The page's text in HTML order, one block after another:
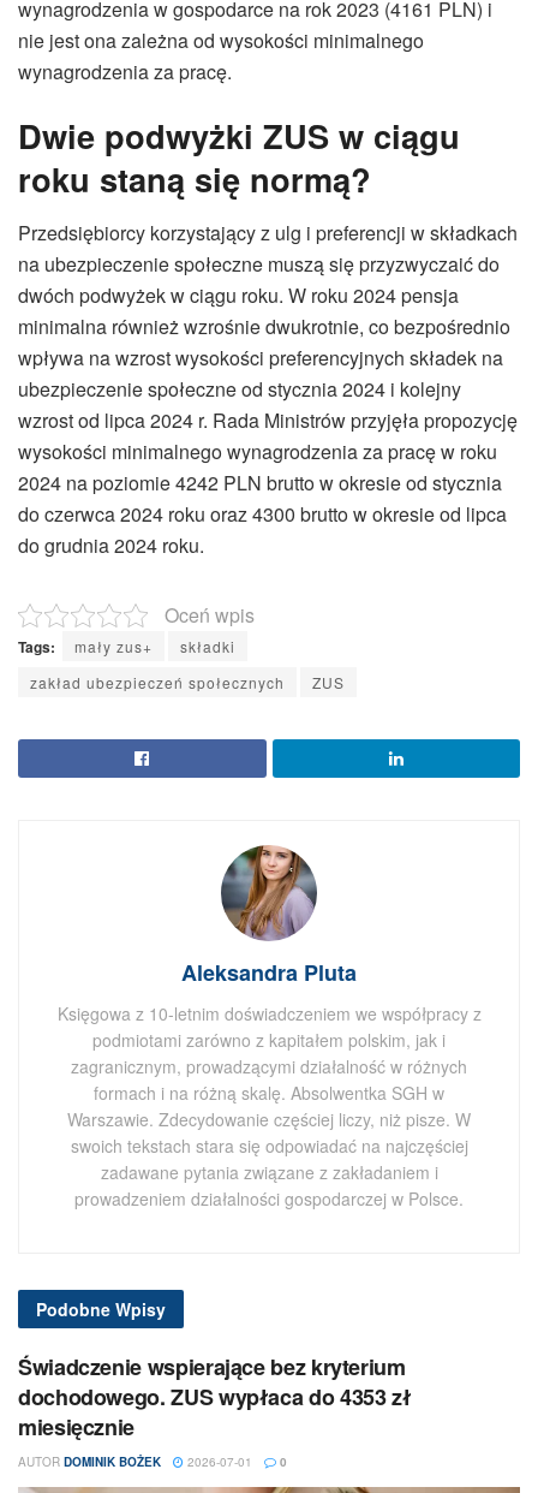
wynagrodzenia w gospodarce na rok 2023 (4161 PLN) i
nie jest ona zależna od wysokości minimalnego
wynagrodzenia za pracę.
Dwie podwyżki ZUS w ciągu
roku staną się normą?
Przedsiębiorcy korzystający z ulg i preferencji w składkach
na ubezpieczenie społeczne muszą się przyzwyczaić do
dwóch podwyżek w ciągu roku. W roku 2024 pensja
minimalna również wzrośnie dwukrotnie, co bezpośrednio
wpływa na wzrost wysokości preferencyjnych składek na
ubezpieczenie społeczne od stycznia 2024 i kolejny
wzrost od lipca 2024 r. Rada Ministrów przyjęła propozycję
wysokości minimalnego wynagrodzenia za pracę w roku
2024 na poziomie 4242 PLN brutto w okresie od stycznia
do czerwca 2024 roku oraz 4300 brutto w okresie od lipca
do grudnia 2024 roku.
Oceń wpis
Tags: mały zus+
składki
zakład ubezpieczeń społecznych
ZUS
Aleksandra Pluta
Księgowa z 10-letnim doświadczeniem we współpracy z
podmiotami zarówno z kapitałem polskim, jak i
zagranicznym, prowadzącymi działalność w różnych
formach i na różną skalę. Absolwentka SGH w
Warszawie. Zdecydowanie częściej liczy, niż pisze. W
swoich tekstach stara się odpowiadać na najczęściej
zadawane pytania związane z zakładaniem i
prowadzeniem działalności gospodarczej w Polsce.
Podobne Wpisy
Świadczenie wspierające bez kryterium
dochodowego. ZUS wypłaca do 4353 zł
miesięcznie
AUTOR DOMINIK BOŻEK 2026-07-01 0